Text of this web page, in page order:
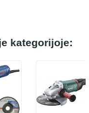
kategorijoje: